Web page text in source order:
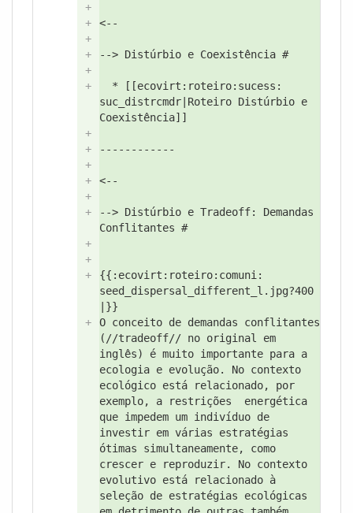
+
+
<--
+
+
--> Distúrbio e Coexistência #
+
+
* [[ecovirt: roteiro: sucess:
suc_distrcmdr|Roteiro Distúrbio e
Coexistência]]
+
+
------------
+
+
<--
+
+
--> Distúrbio e Tradeoff: Demandas
Conflitantes #
+
+
+
{{: ecovirt: roteiro: comuni:
seed_dispersal_different_l.jpg?400
|}}
+
O conceito de demandas conflitantes
(//tradeoff// no original em
inglês) é muito importante para a
ecologia e evolução. No contexto
ecológico está relacionado,
por
exemplo, a restrições
energética
que impedem um indivíduo de
investir em várias estratégias
ótimas simultaneamente,
como
crescer e reproduzir. No contexto
evolutivo está relacionado à
seleção de estratégias ecológicas